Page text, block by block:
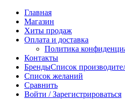
Главная
Магазин
Хиты продаж
Оплата и доставка
Политика
Контакты
БрендыСписок
Список желаний
Сравнить
Войти / Зарегистрироваться